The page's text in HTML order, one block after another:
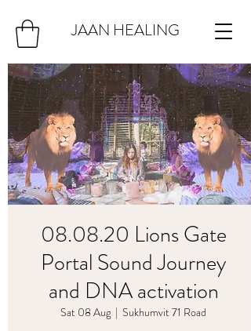
JAAN HEALING
08.08.20 Lions Gate
Portal Sound Journey
and DNA activation
Sat 08 Aug
  |
Sukhumvit 71 Road